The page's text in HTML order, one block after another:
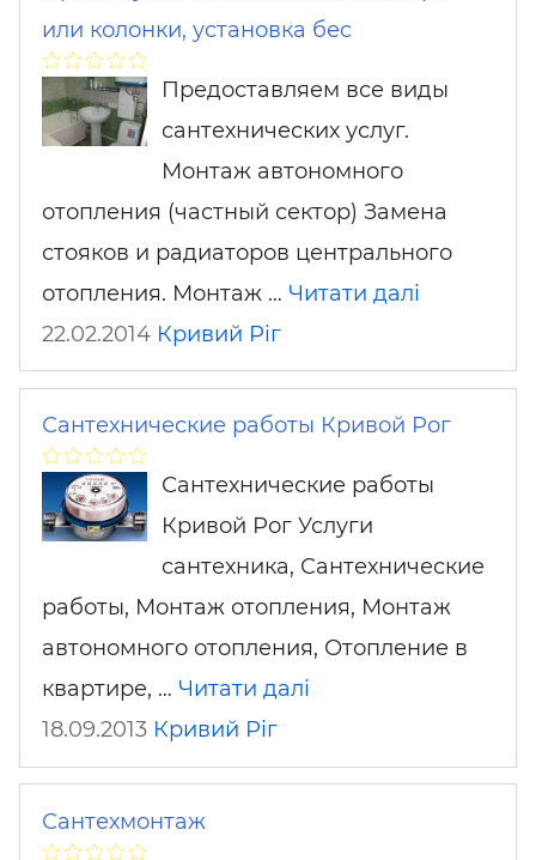
или колонки, установка бес
Предоставляем все виды
сантехнических услуг.
Монтаж автономного
отопления (частный сектор) Замена
стояков и радиаторов центрального
отопления. Монтаж … Читати далі
22.02.2014 Кривий Ріг
Сантехнические работы Кривой Рог
Сантехнические работы
Кривой Рог Услуги
сантехника, Сантехнические
работы, Монтаж отопления, Монтаж
автономного отопления, Отопление в
квартире, … Читати далі
18.09.2013 Кривий Ріг
Сантехмонтаж